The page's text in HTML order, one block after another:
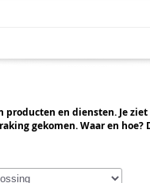
en diensten. Je
gekomen. Waar en hoe?